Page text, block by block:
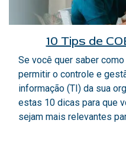
10 Tips de
Se você quer saber
permitir o controle e
informação (TI) da sua
estas 10 dicas para que
sejam mais relevantes